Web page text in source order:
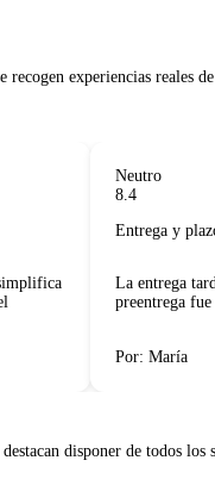
recogen experiencias reales
Neutro
8.4
Entrega y plazos
La entrega
preentrega fue
Por: María
disponer de todos